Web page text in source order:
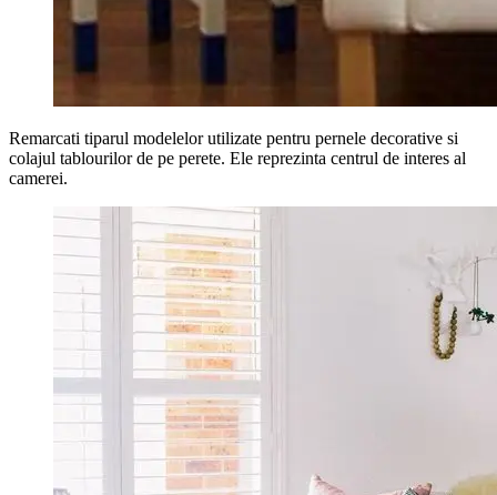
Remarcati tiparul modelelor utilizate pentru pernele decorative si
colajul tablourilor de pe perete. Ele reprezinta centrul de interes al
camerei.